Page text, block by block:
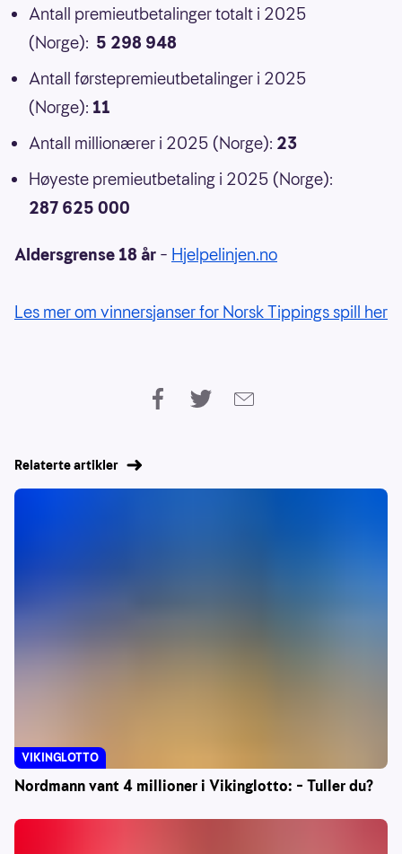
Antall premieutbetalinger totalt i 2025
(Norge): 5 298 948
Antall førstepremieutbetalinger i 2025
(Norge): 11
Antall millionærer i 2025 (Norge): 23
Høyeste premieutbetaling i 2025 (Norge):
287 625 000
Aldersgrense 18 år – Hjelpelinjen.no
Les mer om vinnersjanser for Norsk Tippings spill her
Relaterte artikler
Nordmann vant 4 millioner i Vikinglotto: – Tuller du?
VIKINGLOTTO